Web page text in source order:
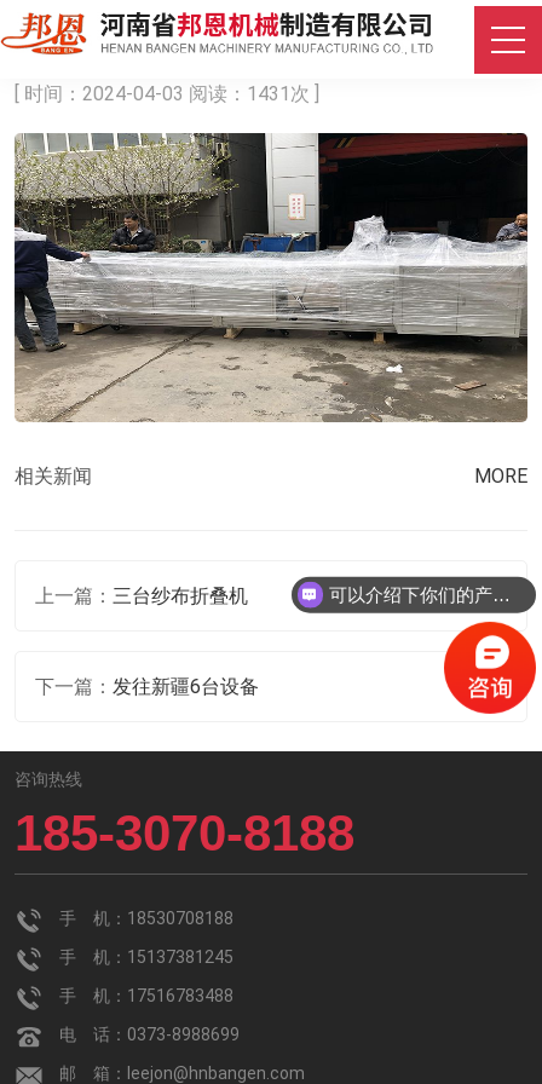
腹部垫机
[ 时间：2024-04-03 阅读：1431次 ]
相关新闻 MORE
上一篇： 三台纱布折叠机
下一篇： 发往新疆6台设备
咨询热线
185-3070-8188
手 机：18530708188
手 机：15137381245
手 机：17516783488
电 话：0373-8988699
邮 箱：leejon@hnbangen.com
可以介绍下你们的产品么？